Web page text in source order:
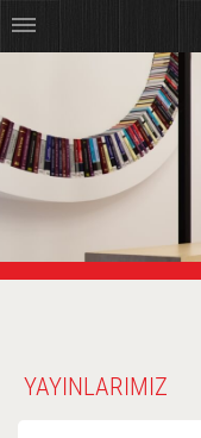
YAYINLARIMIZ